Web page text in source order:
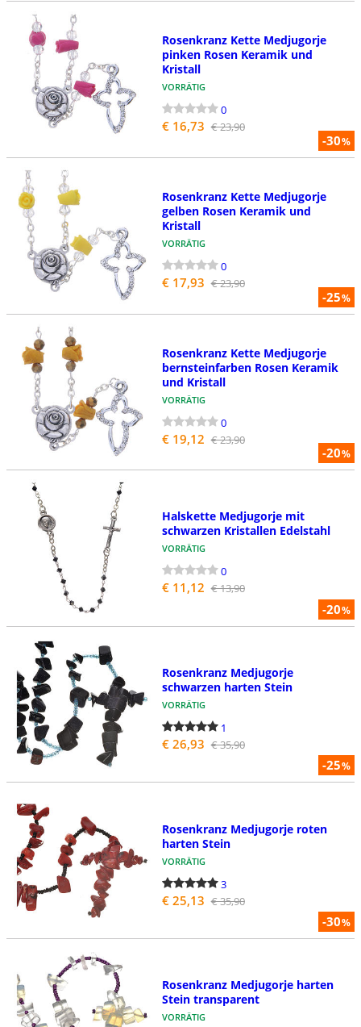
-30%
Rosenkranz Kette Medjugorje
pinken Rosen Keramik und
Kristall
VORRÄTIG
0
€ 16,73 € 23,90
-25%
Rosenkranz Kette Medjugorje
gelben Rosen Keramik und
Kristall
VORRÄTIG
0
€ 17,93 € 23,90
-20%
Rosenkranz Kette Medjugorje
bernsteinfarben Rosen Keramik
und Kristall
VORRÄTIG
0
€ 19,12 € 23,90
-20%
Halskette Medjugorje mit
schwarzen Kristallen Edelstahl
VORRÄTIG
0
€ 11,12 € 13,90
-25%
Rosenkranz Medjugorje
schwarzen harten Stein
VORRÄTIG
1
€ 26,93 € 35,90
-30%
Rosenkranz Medjugorje roten
harten Stein
VORRÄTIG
3
€ 25,13 € 35,90
Rosenkranz Medjugorje harten
Stein transparent
VORRÄTIG